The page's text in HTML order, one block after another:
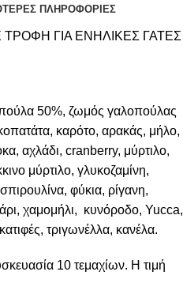
ΠΛΗΡΟΦΟΡΙΕΣ
ΓΙΑ ΕΝΗΛΙΚΕΣ ΓΑΤΕΣ
50%, ζωμός γαλοπούλας
καρότο, αρακάς, μήλο,
αχλάδι, cranberry, μύρτιλο,
μύρτιλο, γλυκοζαμίνη,
φύκια, ρίγανη,
χαμομήλι, κυνόροδο, Yucca,
τριγωνέλλα, κανέλα.
10 τεμαχίων. Η τιμή